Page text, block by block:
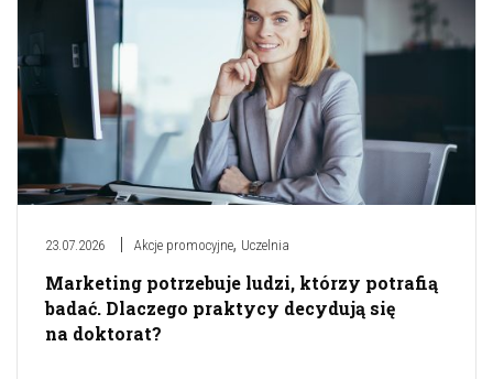
23.07.2026 Akcje promocyjne, Uczelnia
Marketing potrzebuje ludzi, którzy potrafią
badać. Dlaczego praktycy decydują się
na doktorat?